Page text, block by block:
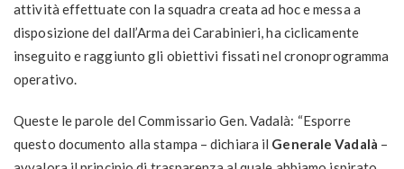
attività effettuate con la squadra creata ad hoc e messa a
disposizione del dall’Arma dei Carabinieri, ha ciclicamente
inseguito e raggiunto gli obiettivi fissati nel cronoprogramma
operativo.
Queste le parole del Commissario Gen. Vadalà: “Esporre
questo documento alla stampa – dichiara il Generale Vadalà –